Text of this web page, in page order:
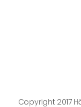
Copyright 2017